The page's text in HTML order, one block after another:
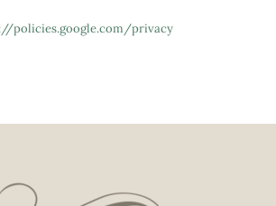
policies.google.com/privacy